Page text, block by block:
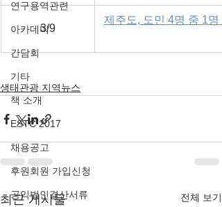
연구용역관련
아카데미
간담회
기타
책 소개
ESTC 2017
채용공고
후원회원 가입신청
공익법인결산서류
3/9
제주도, 도민 4명 중 1
생태관광 지역뉴스
최근 게시물 전체 보기